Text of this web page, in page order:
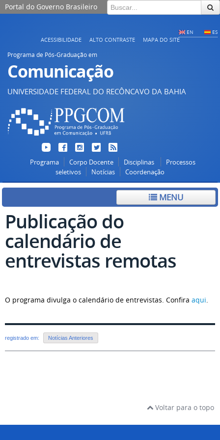
Portal do Governo Brasileiro
EN ES
ACESSIBILIDADE ALTO CONTRASTE MAPA DO SITE
Programa de Pós-Graduação em
Comunicação
UNIVERSIDADE FEDERAL DO RECÔNCAVO DA BAHIA
Programa Corpo Docente Disciplinas
Processos
seletivos
Notícias Coordenação
MENU
Publicação do
calendário de
entrevistas remotas
O programa divulga o calendário de entrevistas. Confira aqui
registrado em: Notícias Anteriores
Voltar para o topo